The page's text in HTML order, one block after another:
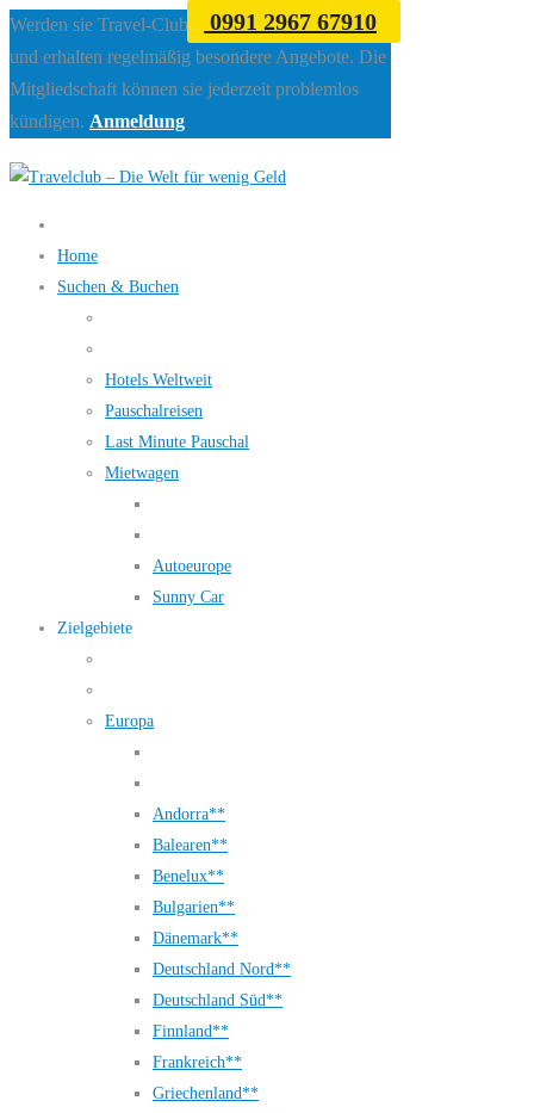
0991 2967 67910
Werden sie Travel-Club Mitglied beim Travelclub
und erhalten regelmäßig besondere Angebote. Die
Mitgliedschaft können sie jederzeit problemlos
kündigen. Anmeldung
Home
Suchen & Buchen
Hotels Weltweit
Pauschalreisen
Last Minute Pauschal
Mietwagen
Autoeurope
Sunny Car
Zielgebiete
Europa
Andorra**
Balearen**
Benelux**
Bulgarien**
Dänemark**
Deutschland Nord**
Deutschland Süd**
Finnland**
Frankreich**
Griechenland**